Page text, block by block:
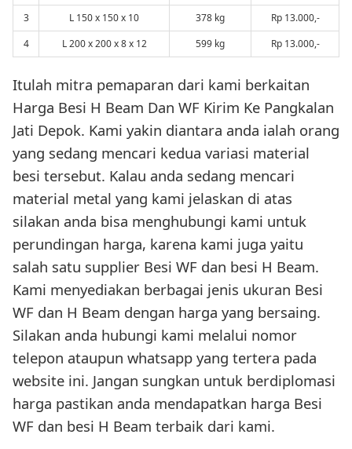
3
L 150 x 150 x 10 378 kg
Rp 13.000,-
4
L 200 x 200 x 8 x 12 599 kg Rp 13.000,-
Itulah mitra pemaparan dari kami berkaitan
Harga Besi H Beam Dan WF Kirim Ke Pangkalan
Jati Depok. Kami yakin diantara anda ialah orang
yang sedang mencari kedua variasi material
besi tersebut. Kalau anda sedang mencari
material metal yang kami jelaskan di atas
silakan anda bisa menghubungi kami untuk
perundingan harga, karena kami juga yaitu
salah satu supplier Besi WF dan besi H Beam.
Kami menyediakan berbagai jenis ukuran Besi
WF dan H Beam dengan harga yang bersaing.
Silakan anda hubungi kami melalui nomor
telepon ataupun whatsapp yang tertera pada
website ini. Jangan sungkan untuk berdiplomasi
harga pastikan anda mendapatkan harga Besi
WF dan besi H Beam terbaik dari kami.